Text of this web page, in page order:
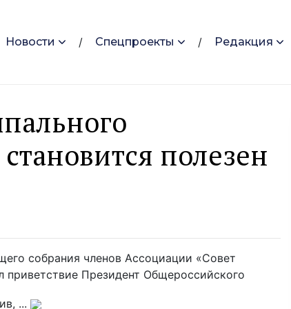
Новости Спецпроекты Редакция
полезен
собрания членов Ассоциации «Совет
приветствие Президент Общероссийского
...